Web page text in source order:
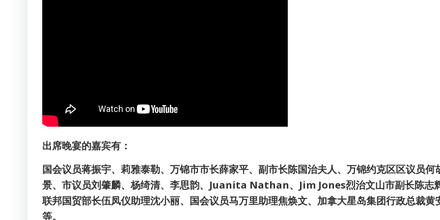
出席晚宴的嘉宾有：
国会议员蒋振宇、莉雅泰勒、万锦市市长薛家平、副市长陈国治夫人、万锦约克区区议员何
景、市议员刘肇麟、杨绮清、李思韵、Juanita Nathan、Jim Jones烈治文山市副长陈志辉
联邦国贸部长伍凤仪助理沈小丽、国会议员马万里助理焦焕文、加拿大星岛集团行政总裁黄
等。